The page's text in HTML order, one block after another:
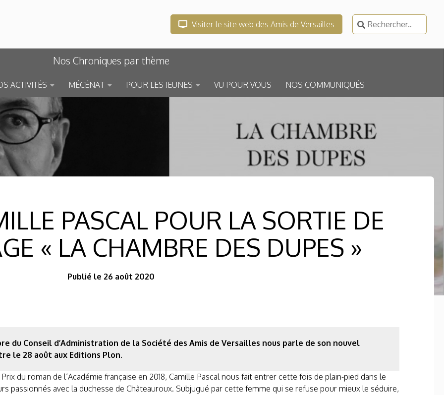
Visiter le site web des Amis de Versailles Rechercher :
Nos Chroniques par thème
ACTIVITÉS MÉCÉNAT POUR LES JEUNES VU POUR VOUS NOS COMMUNIQUÉS
PASCAL POUR LA SORTIE DE
« LA CHAMBRE DES DUPES »
Publié le 26 août 2020
du Conseil d’Administration de la Société des Amis de Versailles nous parle de son nouvel
le 28 août aux Editions Plon.
du roman de l’Académie française en 2018, Camille Pascal nous fait entrer cette fois de plain-pied dans le
passionnés avec la duchesse de Châteauroux. Subjugué par cette femme qui se refuse pour mieux le séduire,